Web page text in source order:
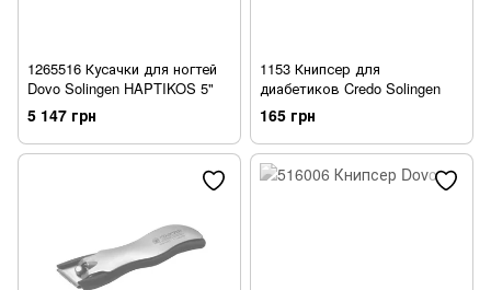
1265516 Кусачки для ногтей
Dovo Solingen HAPTIKOS 5"
5 147 грн
1153 Книпсер для
диабетиков Credo Solingen
165 грн